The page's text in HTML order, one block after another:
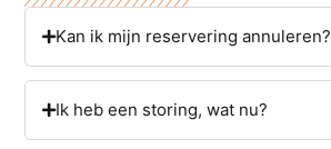
Kan ik mijn reservering annuleren?
Ik heb een storing, wat nu?